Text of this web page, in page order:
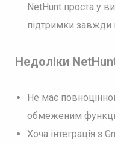
NetHunt проста у
підтримки завжди
Недоліки
Не має
обмеженим
Хоча інтеграція з